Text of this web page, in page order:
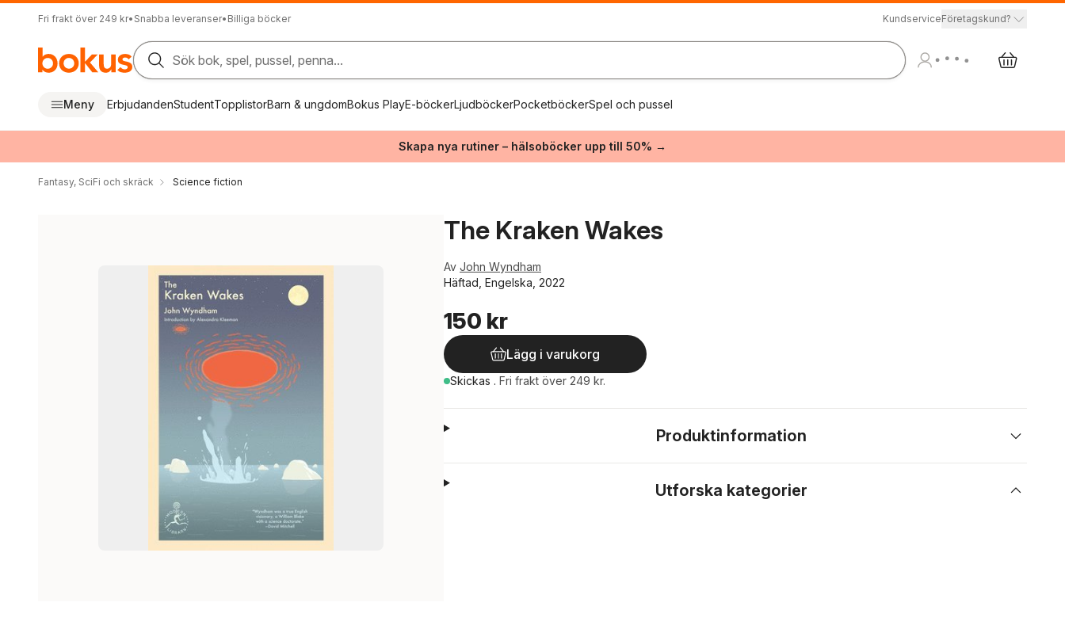
Fri frakt över 249 kr• Snabba leveranser• Billiga böcker KundserviceFöretagskund?
Sök bok, spel, pussel, penna...
Meny ErbjudandenStudentTopplistorBarn & ungdomBokus PlayE-böckerLjudböckerPocketböckerSpel och pussel
Skapa nya rutiner – hälsoböcker upp till 50% →
Fantasy, SciFi och skräck Science fiction
The Kraken Wakes
Av John Wyndham
Häftad, Engelska, 2022
150 kr
Lägg i varukorg
Skickas . Fri frakt över 249 kr.
Produktinformation
Utforska kategorier